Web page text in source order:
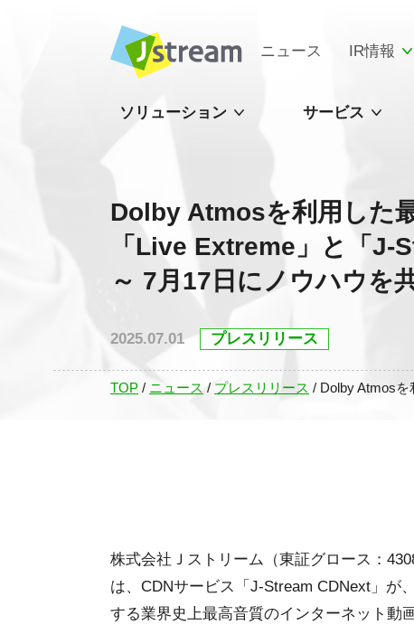
ニュース IR情報
ソリューション サービス
Dolby Atmosを利用した
「Live Extreme」と「J-
～ 7月17日にノウハウを
2025.07.01 プレスリリース
TOP / ニュース / プレスリリース / Dolby Atmos
株式会社Ｊストリーム（東証グロース：
は、CDNサービス「J-Stream CDNext」が
する業界史上最高音質のインターネット動